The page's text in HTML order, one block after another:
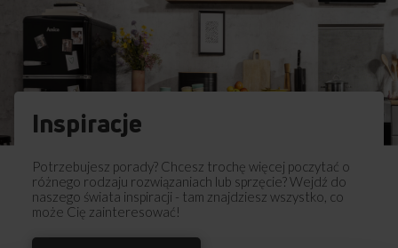
Inspiracje
Potrzebujesz porady? Chcesz trochę więcej poczytać o
różnego rodzaju rozwiązaniach lub sprzęcie? Wejdź do
naszego świata inspiracji - tam znajdziesz wszystko, co
może Cię zainteresować!